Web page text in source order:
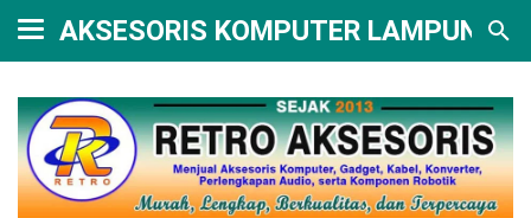
AKSESORIS KOMPUTER LAMPUNG